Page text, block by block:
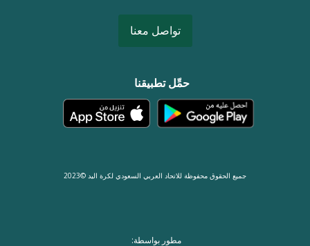
تواصل معنا
حمِّل تطبيقنا
جميع الحقوق محفوظة للاتحاد العربي السعودي لكرة اليد ©2023
مطور بواسطة: